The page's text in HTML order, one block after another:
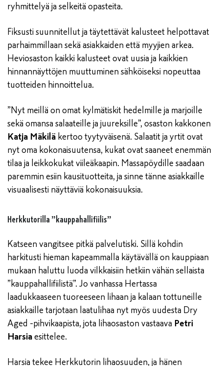
ryhmittelyä ja selkeitä opasteita.
Fiksusti suunnitellut ja täytettävät kalusteet helpottavat
parhaimmillaan sekä asiakkaiden että myyjien arkea.
Heviosaston kaikki kalusteet ovat uusia ja kaikkien
hinnannäyttöjen muuttuminen sähköiseksi nopeuttaa
tuotteiden hinnoittelua.
”Nyt meillä on omat kylmätiskit hedelmille ja marjoille
sekä omansa salaateille ja juureksille”, osaston kakkonen
Katja Mäkilä kertoo tyytyväisenä. Salaatit ja yrtit ovat
nyt oma kokonaisuutensa, kukat ovat saaneet enemmän
tilaa ja leikkokukat viileäkaapin. Massapöydille saadaan
paremmin esiin kausituotteita, ja sinne tänne asiakkaille
visuaalisesti näyttäviä kokonaisuuksia.
Herkkutorilla ”kauppahallifiilis”
Katseen vangitsee pitkä palvelutiski. Sillä kohdin
harkitusti hieman kapeammalla käytävällä on kauppiaan
mukaan haluttu luoda vilkkaisiin hetkiin vähän sellaista
”kauppahallifiilistä”. Jo vanhassa Hertassa
laadukkaaseen tuoreeseen lihaan ja kalaan tottuneille
asiakkaille tarjotaan laatulihaa nyt myös uudesta Dry
Aged -pihvikaapista, jota lihaosaston vastaava Petri
Harsiaesittelee.
Harsia tekee Herkkutorin lihaosuuden, ja hänen